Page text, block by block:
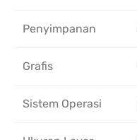
Penyimpanan
Grafis
Sistem Operasi